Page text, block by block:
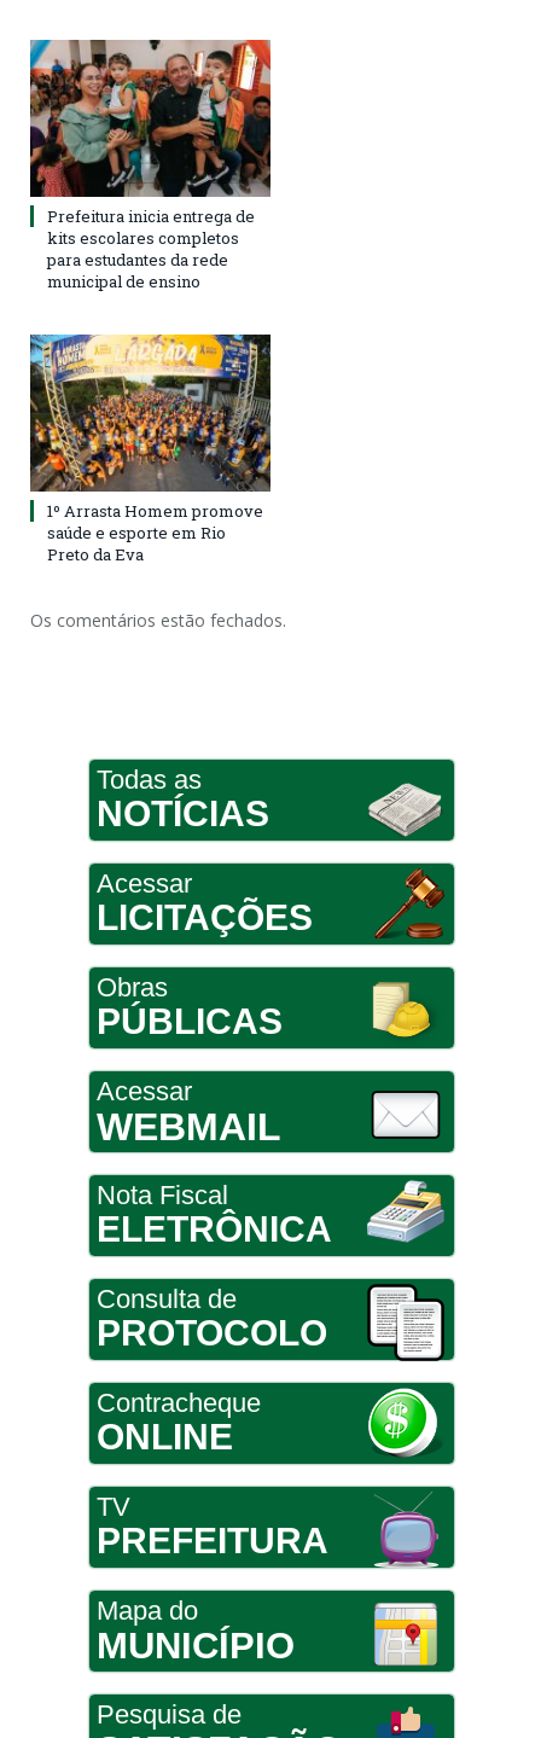
Prefeitura inicia entrega de
kits escolares completos
para estudantes da rede
municipal de ensino
1º Arrasta Homem promove
saúde e esporte em Rio
Preto da Eva
Os comentários estão fechados.
Todas as
NOTÍCIAS
Acessar
LICITAÇÕES
Obras
PÚBLICAS
Acessar
WEBMAIL
Nota Fiscal
ELETRÔNICA
Consulta de
PROTOCOLO
Contracheque
ONLINE
TV
PREFEITURA
Mapa do
MUNICÍPIO
Pesquisa de